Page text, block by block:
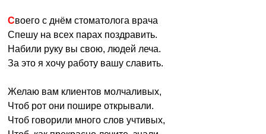
Своего с днём стоматолога врача
Спешу на всех парах поздравить.
Набили руку вы свою, людей леча.
За это я хочу работу вашу славить.
Желаю вам клиентов молчаливых,
Чтоб рот они пошире открывали.
Чтоб говорили много слов учтивых,